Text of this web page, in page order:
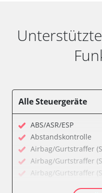
Alle Steuergeräte
ABS/ASR/ESP
Abstandskontrolle
Airbag/Gurtstraffer
Airbag/Gurtstraffer
Airbag/Gurtstraffer